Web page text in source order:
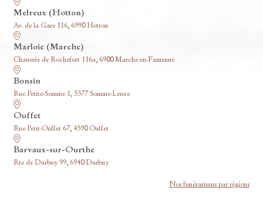
Melreux (Hotton)
Av. de la Gare 116, 6990 Hotton
Marloie (Marche)
Chaussée de Rochefort 116a, 6900 Marche-en-Famenne
Bonsin
Rue Petite-Somme 1, 5377 Somme-Leuze
Ouffet
Rue Petit-Ouffet 67, 4590 Ouffet
Barvaux-sur-Ourthe
Rte de Durbuy 99, 6940 Durbuy
Nos funérariums par régions